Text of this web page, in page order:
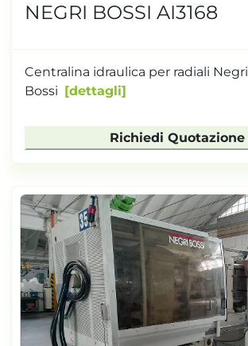
NEGRI BOSSI AI3168
Centralina idraulica per radiali Negri
Bossi
dettagli
Richiedi Quotazione